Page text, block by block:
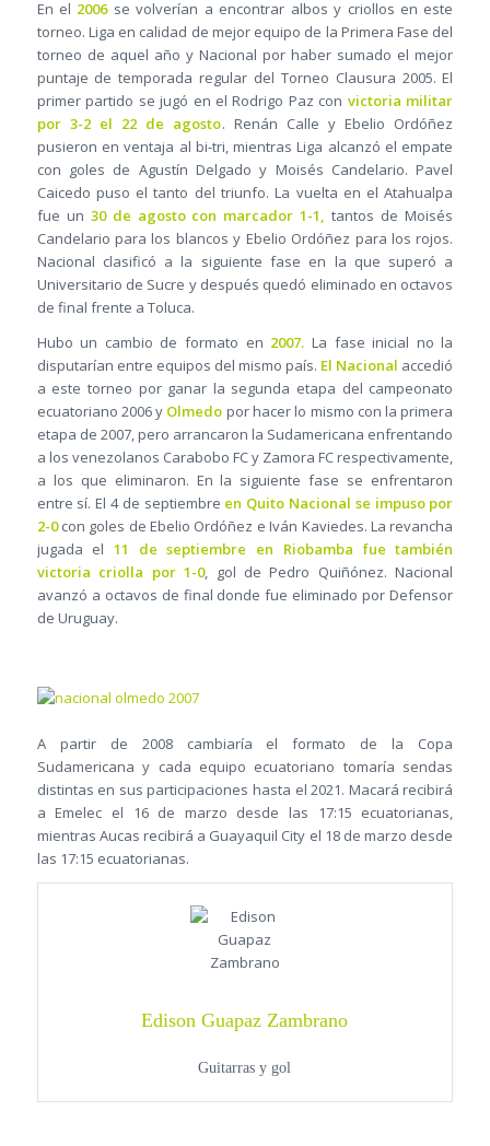
En el 2006se volverían a encontrar albos y criollos en este
torneo. Liga en calidad de mejor equipo de la Primera Fase del
torneo de aquel año y Nacional por haber sumado el mejor
puntaje de temporada regular del Torneo Clausura 2005. El
primer partido se jugó en el Rodrigo Paz con victoria militar
por 3-2 el 22 de agosto. Renán Calle y Ebelio Ordóñez
pusieron en ventaja al bi-tri, mientras Liga alcanzó el empate
con goles de Agustín Delgado y Moisés Candelario. Pavel
Caicedo puso el tanto del triunfo. La vuelta en el Atahualpa
fue un 30 de agosto con marcador 1-1, tantos de Moisés
Candelario para los blancos y Ebelio Ordóñez para los rojos.
Nacional clasificó a la siguiente fase en la que superó a
Universitario de Sucre y después quedó eliminado en octavos
de final frente a Toluca.
Hubo un cambio de formato en 2007. La fase inicial no la
disputarían entre equipos del mismo país. El Nacional accedió
a este torneo por ganar la segunda etapa del campeonato
ecuatoriano 2006 y Olmedo por hacer lo mismo con la primera
etapa de 2007, pero arrancaron la Sudamericana enfrentando
a los venezolanos Carabobo FC y Zamora FC respectivamente,
a los que eliminaron. En la siguiente fase se enfrentaron
entre sí. El 4 de septiembre en Quito Nacional se impuso por
2-0con goles de Ebelio Ordóñez e Iván Kaviedes. La revancha
jugada el11 de septiembre en Riobamba fue también
victoria criolla por 1-0, gol de Pedro Quiñónez. Nacional
avanzó a octavos de final donde fue eliminado por Defensor
de Uruguay.
A partir de 2008 cambiaría el formato de la Copa
Sudamericana y cada equipo ecuatoriano tomaría sendas
distintas en sus participaciones hasta el 2021. Macará recibirá
a Emelec el 16 de marzo desde las 17:15 ecuatorianas,
mientras Aucas recibirá a Guayaquil City el 18 de marzo desde
las 17:15 ecuatorianas.
Edison Guapaz Zambrano
Guitarras y gol